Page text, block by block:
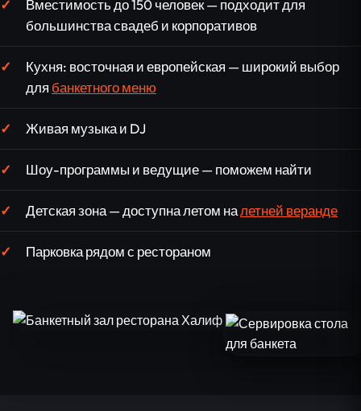
Вместимость до 150 человек — подходит для
большинства свадеб и корпоративов
Кухня: восточная и европейская — широкий выбор
для банкетного меню
Живая музыка и DJ
Шоу-программы и ведущие — поможем найти
Детская зона — доступна летом налетней веранде
Парковка рядом с рестораном